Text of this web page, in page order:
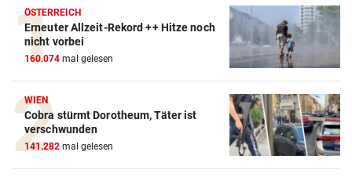
ÖSTERREICH
Erneuter Allzeit-Rekord ++ Hitze noch
nicht vorbei
160.074 mal gelesen
WIEN
Cobra stürmt Dorotheum, Täter ist
verschwunden
141.282 mal gelesen